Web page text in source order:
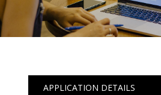
APPLICATION DETAILS